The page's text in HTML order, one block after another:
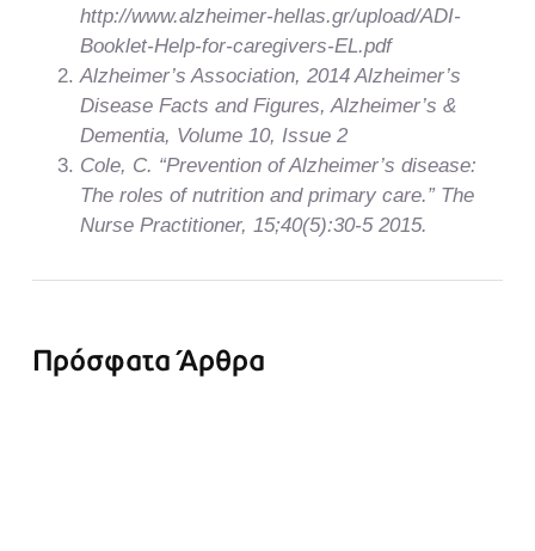
http://www.alzheimer-hellas.gr/upload/ADI-
Booklet-Help-for-caregivers-EL.pdf
Alzheimer’s Association, 2014 Alzheimer’s
Disease Facts and Figures, Alzheimer’s &
Dementia, Volume 10, Issue 2
Cole, C. “Prevention of Alzheimer’s disease:
The roles of nutrition and primary care.” The
Nurse Practitioner, 15;40(5):30-5 2015.
Πρόσφατα Άρθρα